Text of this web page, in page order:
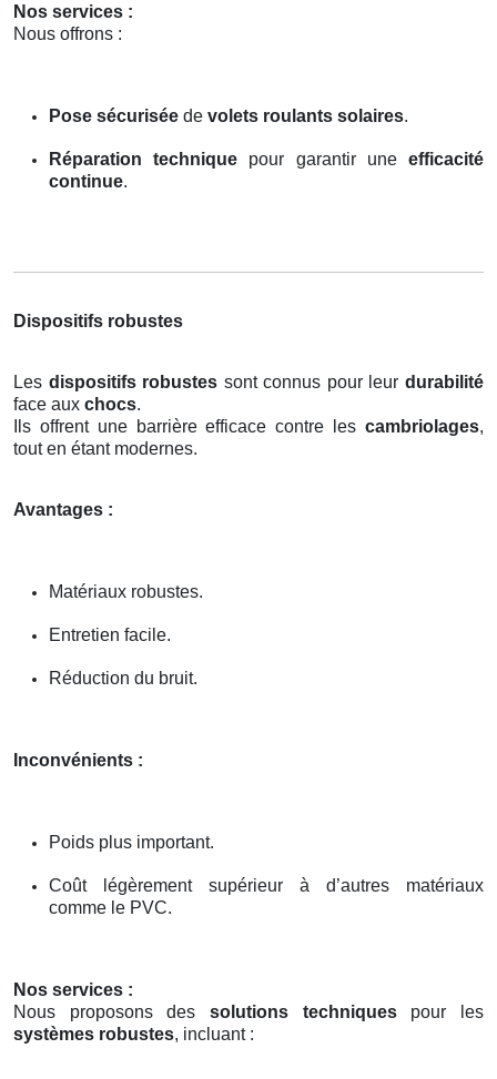
Nos services :
Nous offrons :
Pose sécurisée de volets roulants solaires.
Réparation technique pour garantir uneefficacité
continue.
Dispositifs robustes
Les dispositifs robustes sont connus pour leurdurabilité
face aux chocs.
Ils offrent une barrière efficace contre les cambriolages,
tout en étant modernes.
Avantages :
Matériaux robustes.
Entretien facile.
Réduction du bruit.
Inconvénients :
Poids plus important.
Coût légèrement supérieur à d’autres matériaux
comme le PVC.
Nos services :
Nous proposons des solutions techniquespour les
systèmes robustes, incluant :